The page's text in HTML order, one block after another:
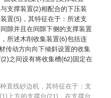
支撑装置(2)相配合的下压装
置(5)，其特征在于：所述支
隙并且在间隙下侧的支撑装置
所述木削收集装置(6)包括连
传动方向向下倾斜设置的收集
之间设有将收集槽(62)固定在
直线砂边机，其特征在于：支
上方的支撑台(21)，在支撑台